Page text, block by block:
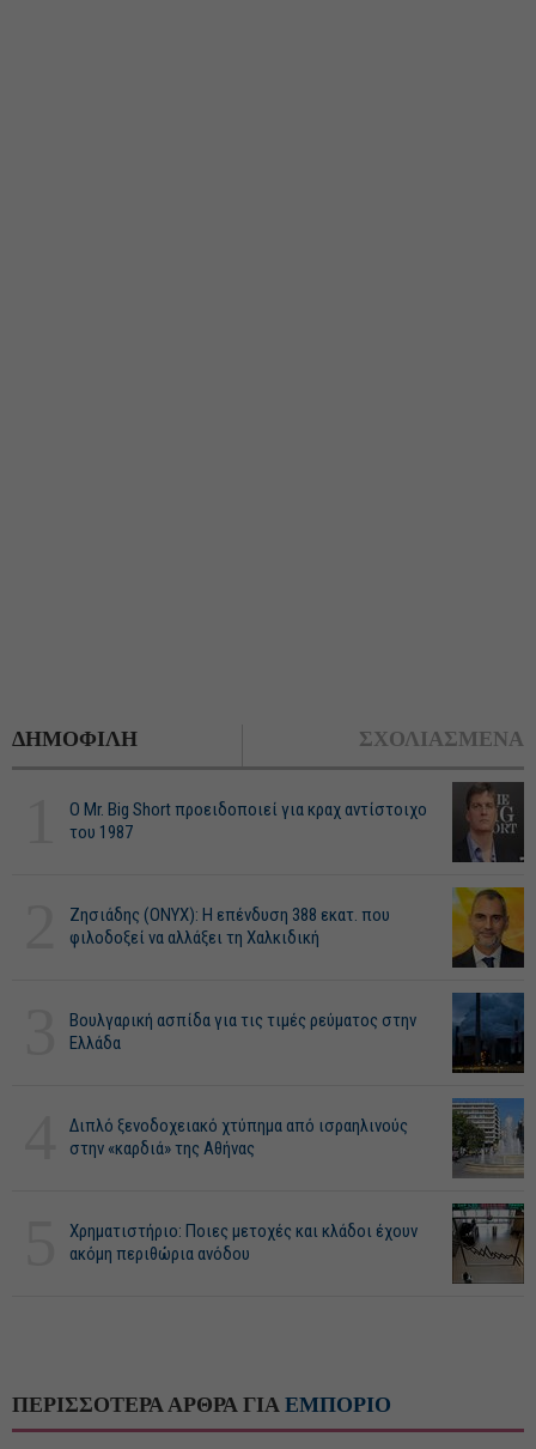
ΔΗΜΟΦΙΛΗ ΣΧΟΛΙΑΣΜΕΝΑ
O Mr. Big Short προειδοποιεί για κραχ αντίστοιχο
του 1987
Ζησιάδης (ONYX): Η επένδυση 388 εκατ. που
φιλοδοξεί να αλλάξει τη Χαλκιδική
Βουλγαρική ασπίδα για τις τιμές ρεύματος στην
Ελλάδα
Διπλό ξενοδοχειακό χτύπημα από ισραηλινούς
στην «καρδιά» της Αθήνας
Χρηματιστήριο: Ποιες μετοχές και κλάδοι έχουν
ακόμη περιθώρια ανόδου
ΠΕΡΙΣΣΟΤΕΡΑ ΑΡΘΡΑ ΓΙΑ ΕΜΠΟΡΙΟ